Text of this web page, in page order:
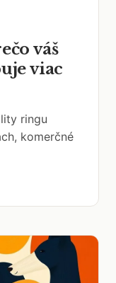
váš
viac
ringu
komerčné